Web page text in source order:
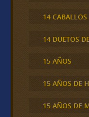
14 CABALLOS
14 DUETOS
15 AÑOS
15 AÑOS DE
15 AÑOS DE